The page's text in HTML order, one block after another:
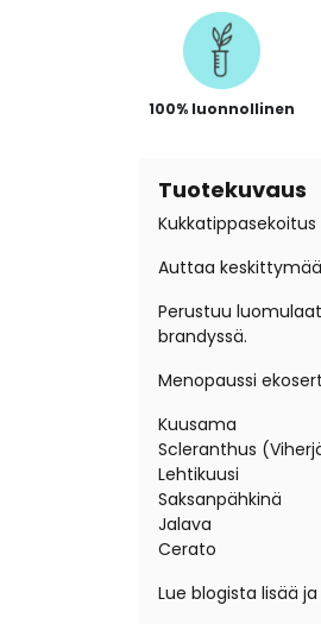
100% luonnollinen
Tuotekuvaus
Auttaa
Perustuu
brandyssä.
Menopaussi
Kuusama
Scleranthus
Lehtikuusi
Saksanpähkinä
Jalava
Cerato
Lue blogista lisää